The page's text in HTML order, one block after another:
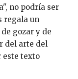
no podría ser
regala un
gozar y de
del arte del
este texto